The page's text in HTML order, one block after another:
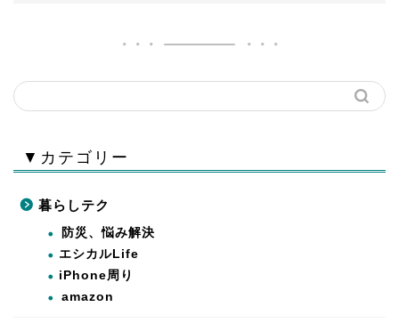
▼カテゴリー
暮らしテク
防災、悩み解決
エシカルLife
iPhone周り
amazon